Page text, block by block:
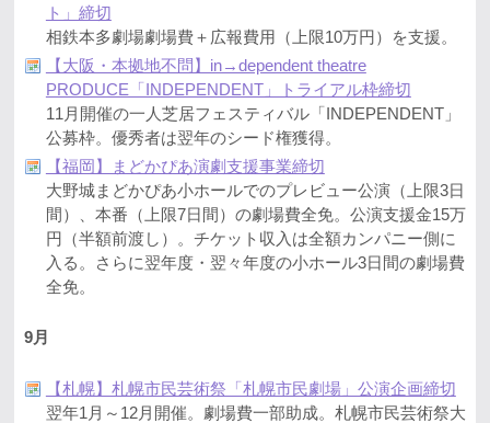
ト」締切
相鉄本多劇場劇場費＋広報費用（上限10万円）を支援。
【大阪・本拠地不問】in→dependent theatre
PRODUCE「INDEPENDENT」トライアル枠締切
11月開催の一人芝居フェスティバル「INDEPENDENT」
公募枠。優秀者は翌年のシード権獲得。
【福岡】まどかぴあ演劇支援事業締切
大野城まどかぴあ小ホールでのプレビュー公演（上限3日
間）、本番（上限7日間）の劇場費全免。公演支援金15万
円（半額前渡し）。チケット収入は全額カンパニー側に
入る。さらに翌年度・翌々年度の小ホール3日間の劇場費
全免。
9月
【札幌】札幌市民芸術祭「札幌市民劇場」公演企画締切
翌年1月～12月開催。劇場費一部助成。札幌市民芸術祭大